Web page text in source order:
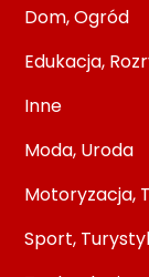
Dom, Ogród
Edukacja,
Inne
Moda, Uroda
Motoryzacja,
Sport,